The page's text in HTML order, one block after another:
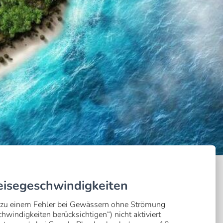
einem Fehler bei Gewässern ohne Strömung
berücksichtigen“) nicht aktiviert